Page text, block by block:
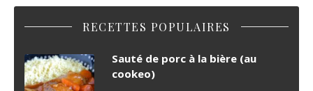
RECETTES POPULAIRES
Sauté de porc à la bière (au
cookeo)